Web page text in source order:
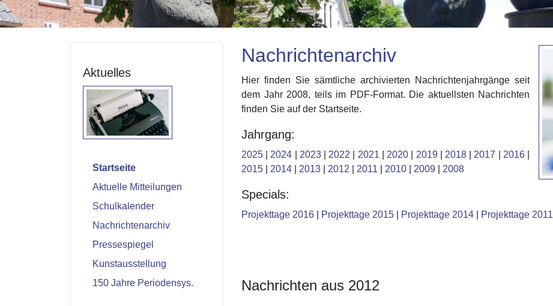
Aktuelles
Startseite
Aktuelle Mitteilungen
Schulkalender
Nachrichtenarchiv
Pressespiegel
Kunstausstellung
150 Jahre Periodensys.
Nachrichtenarchiv
Hier finden Sie sämtliche archivierten Nachrichtenjahrgänge seit
dem Jahr 2008, teils im PDF-Format. Die aktuellsten Nachrichten
finden Sie auf der Startseite.
Jahrgang:
2025 2024 2023| 2022 2021 2020 2019| 2018| 2017 2016|
2015
2014 2013 2012 2011 2010 2009 2008
Specials:
Projekttage 2016 Projekttage 2015 Projekttage 2014 Projekttage 2011
Nachrichten aus 2012